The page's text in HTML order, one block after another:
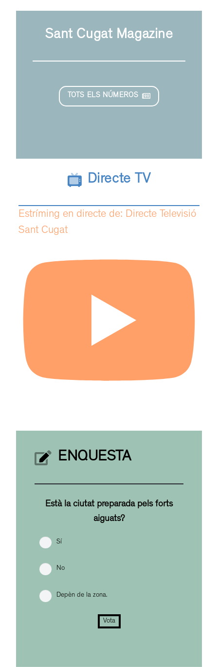
Sant Cugat Magazine
TOTS ELS NÚMEROS
Directe TV
Estríming en directe de: Directe Televisió
Sant Cugat
ENQUESTA
Està la ciutat preparada pels forts
aiguats?
Sí
No
Depèn de la zona.
Vota